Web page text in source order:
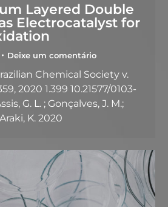
Layered Double
Electrocatalyst for
Deixe um comentário
Chemical Society v.
2020 1.399 10.21577/0103-
G. L. ; Gonçalves, J. M.;
K. 2020